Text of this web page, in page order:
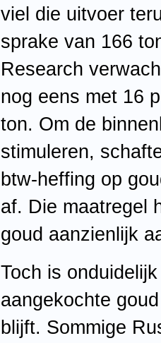
viel die uitvoer
sprake van 166
Research
nog eens met 16
ton. Om de
stimuleren,
btw-heffing op
af. Die maatregel
goud aanzienlijk
Toch is
aangekochte
blijft. Sommige